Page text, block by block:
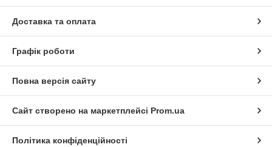
Доставка та оплата
Графік роботи
Повна версія сайту
Сайт створено на маркетплейсі Prom.ua
Політика конфіденційності